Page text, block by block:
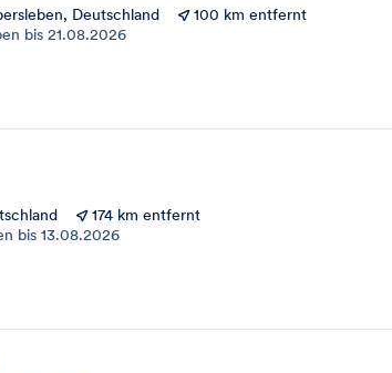
Deutschland
100 km entfernt
bis 21.08.2026
174 km entfernt
bis 13.08.2026